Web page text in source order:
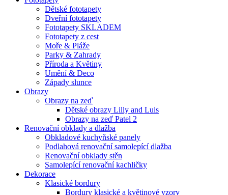
Dětské fototapety
Dveřní fototapety
Fototapety SKLADEM
Fototapety z cest
Moře & Pláže
Parky & Zahrady
Příroda a Květiny
Umění & Deco
Západy slunce
Obrazy
Obrazy na zeď
Dětské obrazy Lilly and Luis
Obrazy na zeď Patel 2
Renovační obklady a dlažba
Obkladové kuchyňské panely
Podlahová renovační samolepící dlažba
Renovační obklady stěn
Samolepící renovační kachličky
Dekorace
Klasické bordury
Bordury klasické a květinové vzory